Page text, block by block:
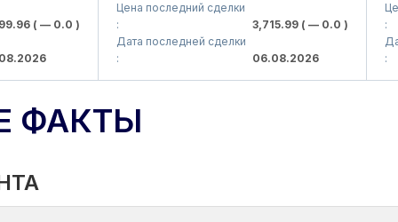
( — 0.0 )
Цена последний сделки
3,715.99( — 0.0 )
Дата последней сделки
06.08.2026
ФАКТЫ